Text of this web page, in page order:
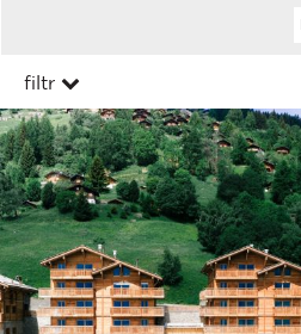
filtr